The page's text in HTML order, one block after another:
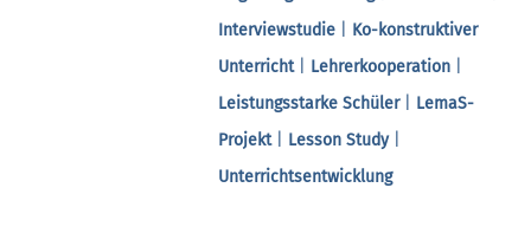
Interviewstudie
Ko-konstruktiver
Unterricht| Lehrerkooperation
Leistungsstarke Schüler| LemaS-
Projekt| Lesson Study|
Unterrichtsentwicklung